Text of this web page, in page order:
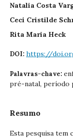
Natalia Costa
Ceci Cristilde
Rita Maria Heck
DOI: https://
Palavras-chave:
pré-natal, período
Resumo
Esta pesquisa tem